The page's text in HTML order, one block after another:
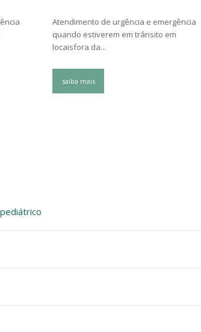
Atendimento de urgência e emergência
quando estiverem em trânsito em
locaisfora da...
saiba mais